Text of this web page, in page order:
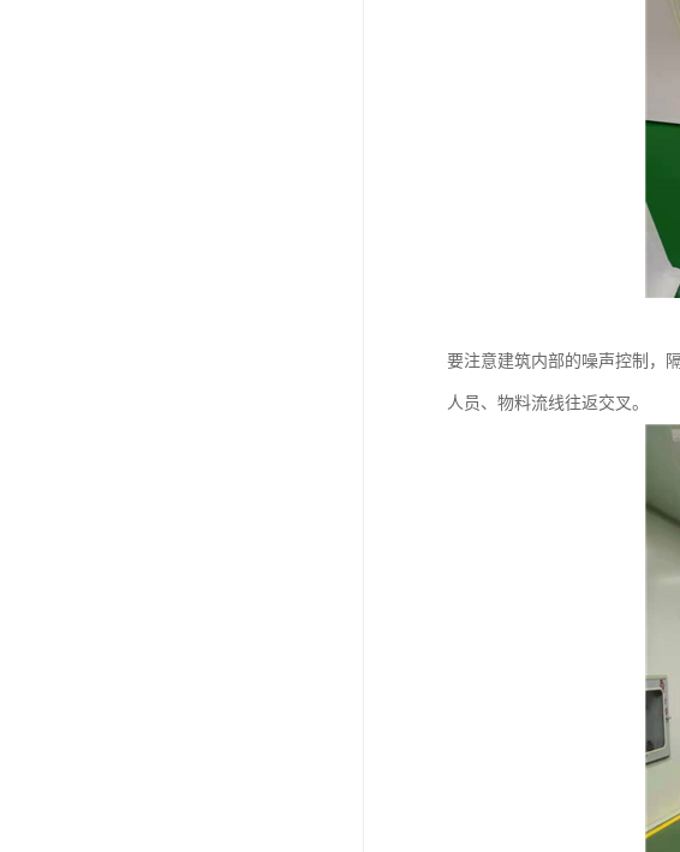
要注意建筑内部的噪声控制，
人员、物料流线往返交叉。